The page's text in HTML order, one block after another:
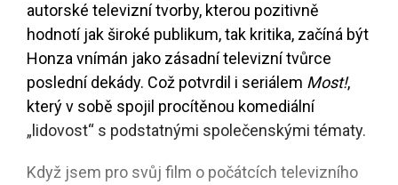
autorské televizní tvorby, kterou pozitivně
hodnotí jak široké publikum, tak kritika, začíná být
Honza vnímán jako zásadní televizní tvůrce
poslední dekády. Což potvrdil i seriálem Most!,
který v sobě spojil procítěnou komediální
„lidovost“ s podstatnými společenskými tématy.
Když jsem pro svůj film o počátcích televizního